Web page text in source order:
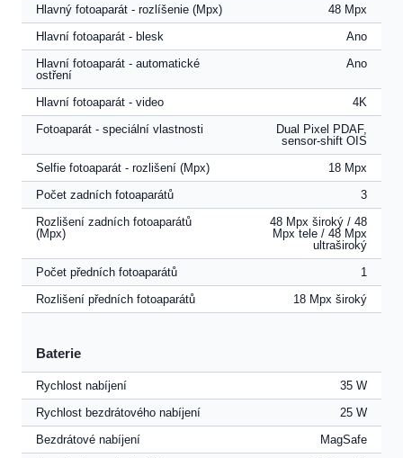
Hlavný fotoaparát - rozlíšenie (Mpx)
48 Mpx
Hlavní fotoaparát - blesk
Ano
Hlavní fotoaparát - automatické
ostření
Ano
Hlavní fotoaparát - video
4K
Fotoaparát - speciální vlastnosti
Dual Pixel PDAF,
sensor-shift OIS
Selfie fotoaparát - rozlišení (Mpx)
18 Mpx
Počet zadních fotoaparátů
3
Rozlišení zadních fotoaparátů
(Mpx)
48 Mpx široký / 48
Mpx tele / 48 Mpx
ultraširoký
Počet předních fotoaparátů
1
Rozlišení předních fotoaparátů
18 Mpx široký
Baterie
Rychlost nabíjení
35 W
Rychlost bezdrátového nabíjení
25 W
Bezdrátové nabíjení
MagSafe